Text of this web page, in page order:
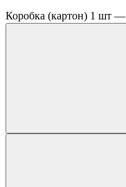
Коробка (картон) 1 шт —